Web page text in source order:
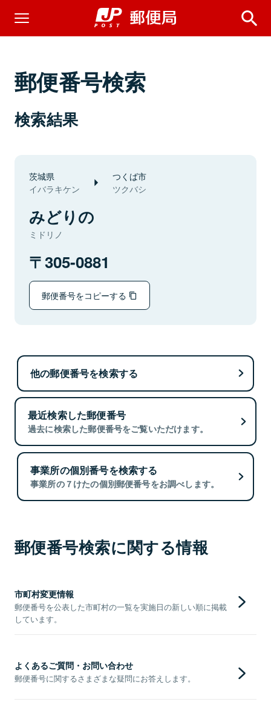
郵便番号検索
検索結果
茨城県
イバラキケン
つくば市
ツクバシ
みどりの
ミドリノ
305-0881
郵便番号をコピーする
他の郵便番号を検索する
最近検索した郵便番号
過去に検索した郵便番号をご覧いただけます。
事業所の個別番号を検索する
事業所の７けたの個別郵便番号をお調べします。
郵便番号検索に関する情報
市町村変更情報
郵便番号を公表した市町村の一覧を実施日の新しい順に掲載
しています。
よくあるご質問・お問い合わせ
郵便番号に関するさまざまな疑問にお答えします。